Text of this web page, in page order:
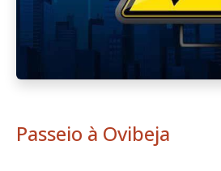
Passeio à Ovibeja